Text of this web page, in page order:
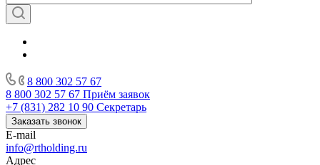
8 800 302 57 67
8 800 302 57 67 Приём заявок
+7 (831) 282 10 90 Секретарь
Заказать звонок
E-mail
info@rtholding.ru
Адрес